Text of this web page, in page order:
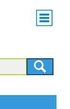
Main
menu